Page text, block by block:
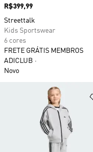
Preço
R$399,99
Streettalk
Kids Sportswear
6 cores
FRETE GRÁTIS MEMBROS
ADICLUB
Novo